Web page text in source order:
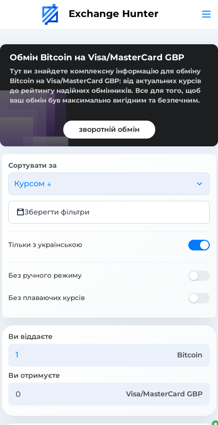
Exchange Hunter
Обмін Bitcoin на Visa/MasterCard GBP
Тут ви знайдете комплексну інформацію для обміну
Bitcoin на Visa/MasterCard GBP: від актуальних курсів
до рейтингу надійних обмінників. Все для того, щоб
ваш обмін був максимально вигідним та безпечним.
зворотній обмін
Сортувати за
Курсом ↓
Зберегти фільтри
Тільки з українською
Без ручного режиму
Без плаваючих курсів
Ви віддаєте
Bitcoin
Ви отримуєте
Visa/MasterCard GBP